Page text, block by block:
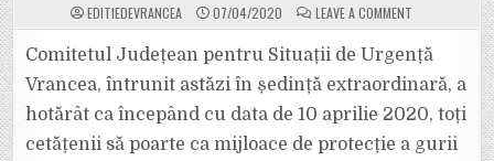
EDITIEDEVRANCEA 07/04/2020 LEAVE A COMMENT
ATENȚIE!
VINERI,
10
APRILIE,
TOȚI
VRÂNCENII
SUNT
OBLIGAȚI
SĂ
POARTE
Comitetul Județean pentru Situații de Urgență
Vrancea, întrunit astăzi în ședință extraordinară, a
hotărât ca începând cu data de 10 aprilie 2020, toți
cetățenii să poarte ca mijloace de protecție a gurii